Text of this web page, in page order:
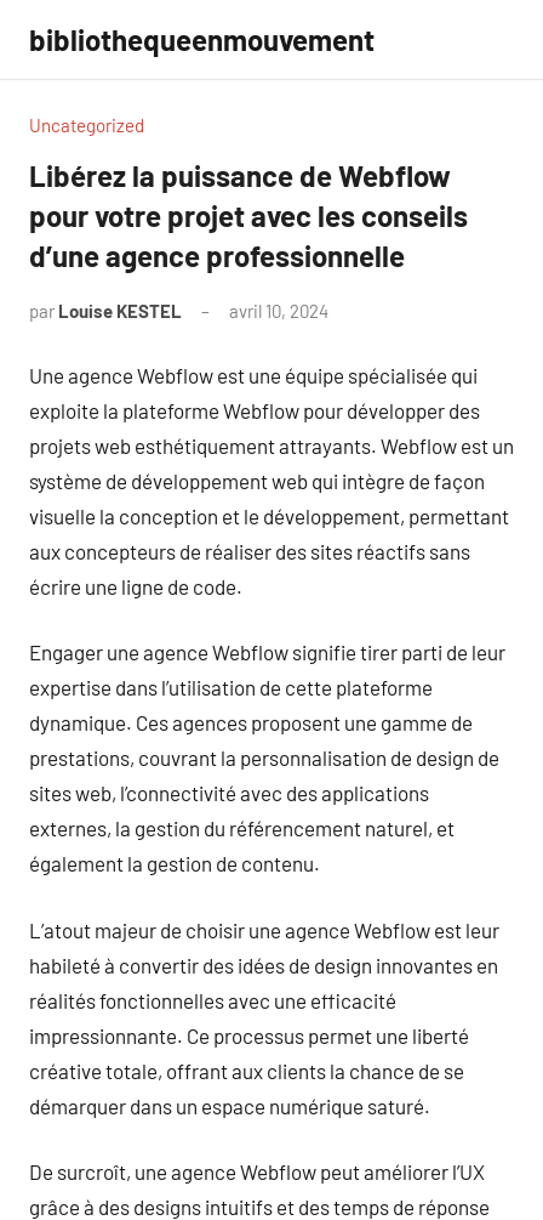
contenu
bibliothequeenmouvement
Uncategorized
Libérez la puissance de Webflow
pour votre projet avec les conseils
d’une agence professionnelle
par Louise KESTEL avril 10, 2024
Une agence Webflow est une équipe spécialisée qui
exploite la plateforme Webflow pour développer des
projets web esthétiquement attrayants. Webflow est un
système de développement web qui intègre de façon
visuelle la conception et le développement, permettant
aux concepteurs de réaliser des sites réactifs sans
écrire une ligne de code.
Engager une agence Webflow signifie tirer parti de leur
expertise dans l’utilisation de cette plateforme
dynamique. Ces agences proposent une gamme de
prestations, couvrant la personnalisation de design de
sites web, l’connectivité avec des applications
externes, la gestion du référencement naturel, et
également la gestion de contenu.
L’atout majeur de choisir une agence Webflow est leur
habileté à convertir des idées de design innovantes en
réalités fonctionnelles avec une efficacité
impressionnante. Ce processus permet une liberté
créative totale, offrant aux clients la chance de se
démarquer dans un espace numérique saturé.
De surcroît, une agence Webflow peut améliorer l’UX
grâce à des designs intuitifs et des temps de réponse